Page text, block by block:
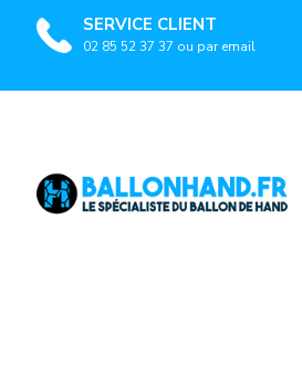
SERVICE CLIENT
02 85 52 37 37 ou par email